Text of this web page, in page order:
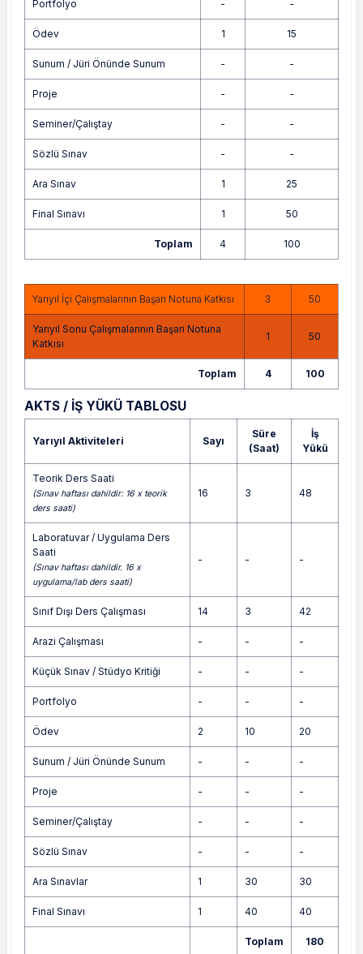
Portfolyo - -
Ödev 1 15
Sunum / Jüri Önünde Sunum - -
Proje - -
Seminer/Çalıştay - -
Sözlü Sınav - -
Ara Sınav 1 25
Final Sınavı 1 50
Toplam 4 100
Yarıyıl İçi Çalışmalarının Başarı Notuna Katkısı 3 50
Yarıyıl Sonu Çalışmalarının Başarı Notuna
Katkısı
1 50
Toplam 4 100
AKTS / İŞ YÜKÜ TABLOSU
Yarıyıl Aktiviteleri Sayı
Süre
(Saat)
İş
Yükü
Teorik Ders Saati
(Sınav haftası dahildir: 16 x teorik
ders saati)
16 3 48
Laboratuvar / Uygulama Ders
Saati
(Sınav haftası dahildir. 16 x
uygulama/lab ders saati)
- - -
Sınıf Dışı Ders Çalışması 14 3 42
Arazi Çalışması - - -
Küçük Sınav / Stüdyo Kritiği - - -
Portfolyo - - -
Ödev 2 10 20
Sunum / Jüri Önünde Sunum - - -
Proje - - -
Seminer/Çalıştay - - -
Sözlü Sınav - - -
Ara Sınavlar 1 30 30
Final Sınavı 1 40 40
Toplam 180